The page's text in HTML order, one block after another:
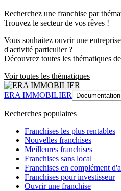
Recherchez une franchise par
Trouvez le secteur de vos rêves !
Vous souhaitez ouvrir une
d'activité particulier ?
Découvrez toutes les thématiques
Voir toutes les thématiques
ERA IMMOBILIER
Recherches populaires
Franchises les plus rentables
Nouvelles franchises
Meilleures franchises
Franchises sans local
Franchises en complément
Franchises pour investisseur
Ouvrir une franchise